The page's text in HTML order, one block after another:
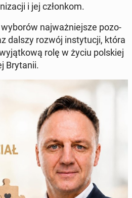
i jej człon­kom.
naj­waż­niej­sze po­zo­
dalszy rozwój in­sty­tu­cji, która
rolę w życiu pol­skiej
Bry­ta­nii.